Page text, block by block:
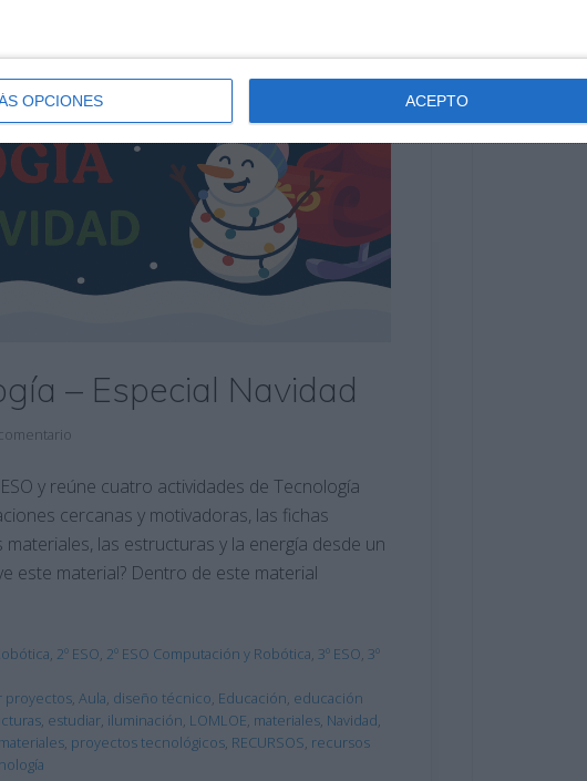
OPCIONES ACEPTO
– Especial Navidad
y reúne cuatro actividades de Tecnología
cercanas y motivadoras, las fichas
las estructuras y la energía desde un
este material? Dentro de este material
, 2º ESO, 2º ESO Computación y Robótica, 3º ESO, 3º
proyectos, Aula, diseño técnico, Educación, educación
, estudiar, iluminación, LOMLOE, materiales, Navidad,
, proyectos tecnológicos, RECURSOS, recursos